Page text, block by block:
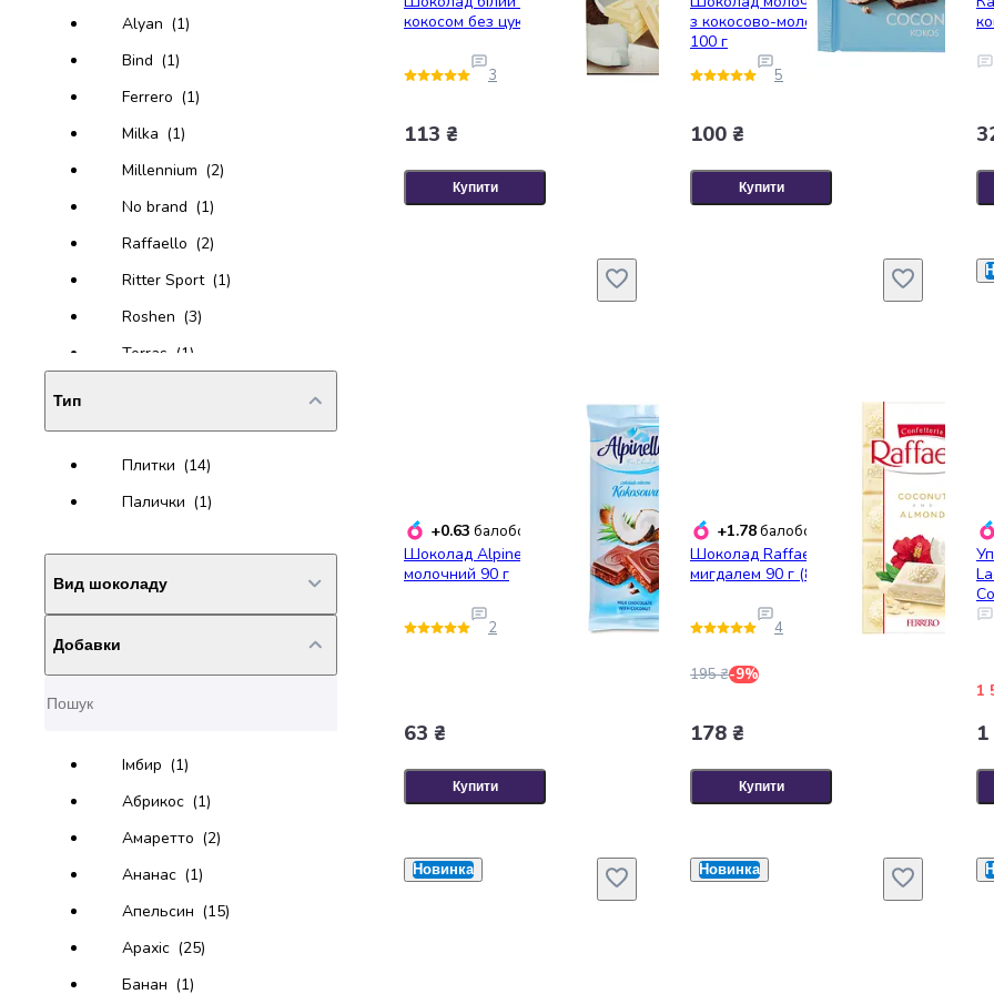
Вівсяна
крупа
Бобові
Кускус
Булгур
Пшенична
крупа
Манна
Кіноа
Кукурудзяна
крупа
Ячна
крупа
Перлова
продукти
консерви
М'ясні
консерви
Паштети
Консервовані
гриби
Варення
Соуси
маринади
Соуси
Alyan (1)
Bind (1)
Ferrero (1)
Milka (1)
Millennium (2)
No brand (1)
Raffaello (2)
Ritter Sport (1)
Roshen (3)
Torras (1)
Тип
Плитки (14)
Палички (1)
Вид шоколаду
Добавки
Імбир (1)
Абрикос (1)
Амаретто (2)
Ананас (1)
Апельсин (15)
Арахіс (25)
Банан (1)
кокосом без цукру 75 г
3
113 ₴
Купити
з кокосово-молочним кремом
100 г
5
100 ₴
Купити
+0.63 балобонусів
Шоколад Alpinella Kokosowa
молочний 90 г
2
63 ₴
Купити
+1.78балобонусів
Шоколад Raffaello білий з
мигдалем 90 г (895507)
4
195 ₴-9%
178 ₴
Купити
1
Новинка Новинка